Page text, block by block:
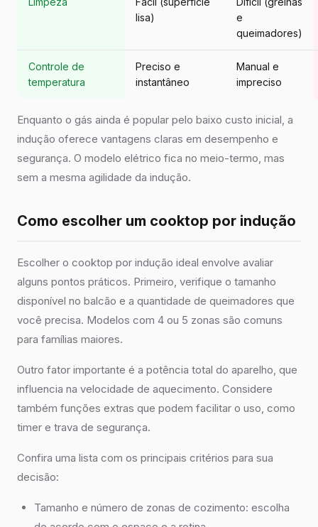
lisa)
e
queimadores)
Controle de
temperatura
Preciso e
instantâneo
Manual e
impreciso
Enquanto o gás ainda é popular pelo baixo custo inicial, a
indução oferece vantagens claras em desempenho e
segurança. O modelo elétrico fica no meio-termo, mas
sem a mesma agilidade da indução.
Como escolher um cooktop por indução
Escolher o cooktop por indução ideal envolve avaliar
alguns pontos práticos. Primeiro, verifique o tamanho
disponível no balcão e a quantidade de queimadores que
você precisa. Modelos com 4 ou 5 zonas são comuns
para famílias maiores.
Outro fator importante é a potência total do aparelho, que
influencia na velocidade de aquecimento. Considere
também funções extras que podem facilitar o uso, como
timer e trava de segurança.
Confira uma lista com os principais critérios para sua
decisão:
Tamanho e número de zonas de cozimento: escolha